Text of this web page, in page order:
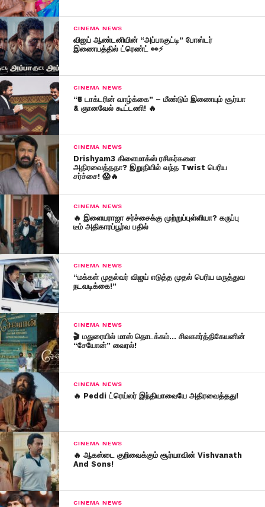
CINEMA NEWS
விஜய் ஆண்டனியின் “அப்பாகுட்டி” போஸ்டர்
இணையத்தில் ட்ரெண்ட் 👀⚡
CINEMA NEWS
“₹5 டாக்டரின் வாழ்க்கை” – மீண்டும் இணையும் சூர்யா
& ஞானவேல் கூட்டணி! 🔥
CINEMA NEWS
Drishyam3 கிளைமாக்ஸ் ரசிகர்களை
அதிரவைத்ததா? இறுதியில் வந்த Twist பெரிய
சர்ச்சை! 😱🔥
CINEMA NEWS
🔥 இளையராஜா சர்ச்சைக்கு முற்றுப்புள்ளியா? கருப்பு
டீம் அதிகாரப்பூர்வ பதில்
CINEMA NEWS
“மக்கள் முதல்வர் விஜய் எடுத்த முதல் பெரிய மருத்துவ
நடவடிக்கை!”
CINEMA NEWS
🎬 மதுரையில் மாஸ் தொடக்கம்… சிவகார்த்திகேயனின்
“சேயோன்” வைரல்!
CINEMA NEWS
🔥 Peddi ட்ரெய்லர் இந்தியாவையே அதிரவைத்தது!
CINEMA NEWS
🔥 ஆகஸ்டை குறிவைக்கும் சூர்யாவின் Vishvanath
And Sons!
CINEMA NEWS